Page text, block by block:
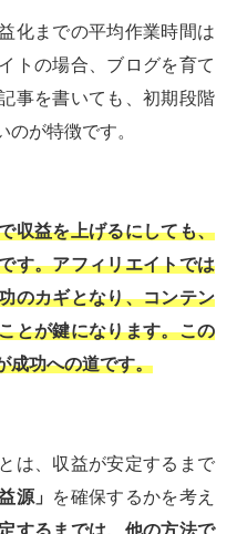
化までの平均作業時間は
トの場合、ブログを育て
事を書いても、初期段階
が特徴です。
収益を上げるにしても、
す。アフィリエイトでは
のカギとなり、コンテン
とが鍵になります。この
成功への道です。
は、収益が安定するまで
源」 を確保するかを考え
するまでは、他の方法で